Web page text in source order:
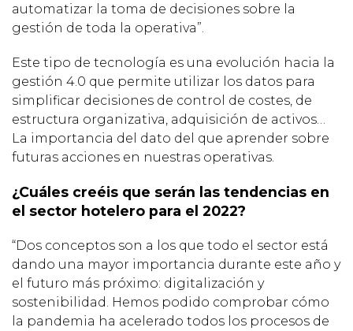
automatizar la toma de decisiones sobre la
gestión de toda la operativa”.
Este tipo de tecnología es una evolución hacia la
gestión 4.0 que permite utilizar los datos para
simplificar decisiones de control de costes, de
estructura organizativa, adquisición de activos…
La importancia del dato del que aprender sobre
futuras acciones en nuestras operativas.
¿Cuáles creéis que serán las tendencias en
el sector hotelero para el 2022?
“Dos conceptos son a los que todo el sector está
dando una mayor importancia durante este año y
el futuro más próximo: digitalización y
sostenibilidad. Hemos podido comprobar cómo
la pandemia ha acelerado todos los procesos de